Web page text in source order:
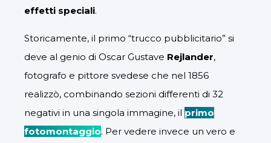
effetti speciali.
Storicamente, il primo “trucco pubblicitario” si
deve al genio di Oscar Gustave Rejlander,
fotografo e pittore svedese che nel 1856
realizzò, combinando sezioni differenti di 32
negativi in una singola immagine, il primo
fotomontaggio. Per vedere invece un vero e